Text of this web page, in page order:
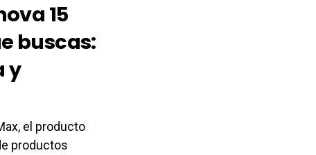
15
buscas:
y
el producto
productos